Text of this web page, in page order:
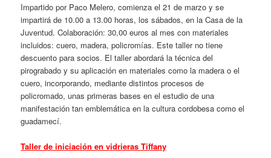
Impartido por Paco Melero, comienza el 21 de marzo y se
impartirá de 10.00 a 13.00 horas, los sábados, en la Casa de la
Juventud. Colaboración: 30,00 euros al mes con materiales
incluidos: cuero, madera, policromías. Este taller no tiene
descuento para socios. El taller abordará la técnica del
pirograbado y su aplicación en materiales como la madera o el
cuero, incorporando, mediante distintos procesos de
policromado, unas primeras bases en el estudio de una
manifestación tan emblemática en la cultura cordobesa como el
guadamecí.
Taller de iniciación en vidrieras Tiffany